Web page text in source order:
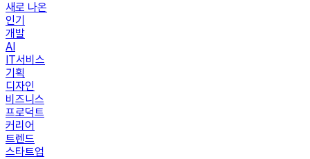
새로 나온
인기
개발
AI
IT서비스
기획
디자인
비즈니스
프로덕트
커리어
트렌드
스타트업